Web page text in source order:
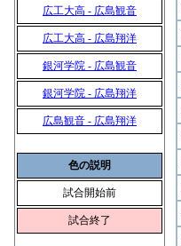
広工大高 - 広島観音
広工大高 - 広島翔洋
銀河学院 - 広島観音
銀河学院 - 広島翔洋
広島観音 - 広島翔洋
色の説明
試合開始前
試合終了